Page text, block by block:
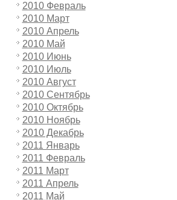
2010 Февраль
2010 Март
2010 Апрель
2010 Май
2010 Июнь
2010 Июль
2010 Август
2010 Сентябрь
2010 Октябрь
2010 Ноябрь
2010 Декабрь
2011 Январь
2011 Февраль
2011 Март
2011 Апрель
2011 Май